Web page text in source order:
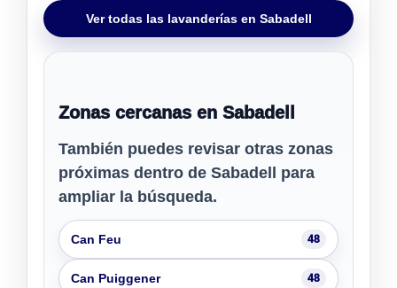
Ver todas las lavanderías en Sabadell
Zonas cercanas en Sabadell
También puedes revisar otras zonas
próximas dentro de Sabadell para
ampliar la búsqueda.
Can Feu 48
Can Puiggener 48